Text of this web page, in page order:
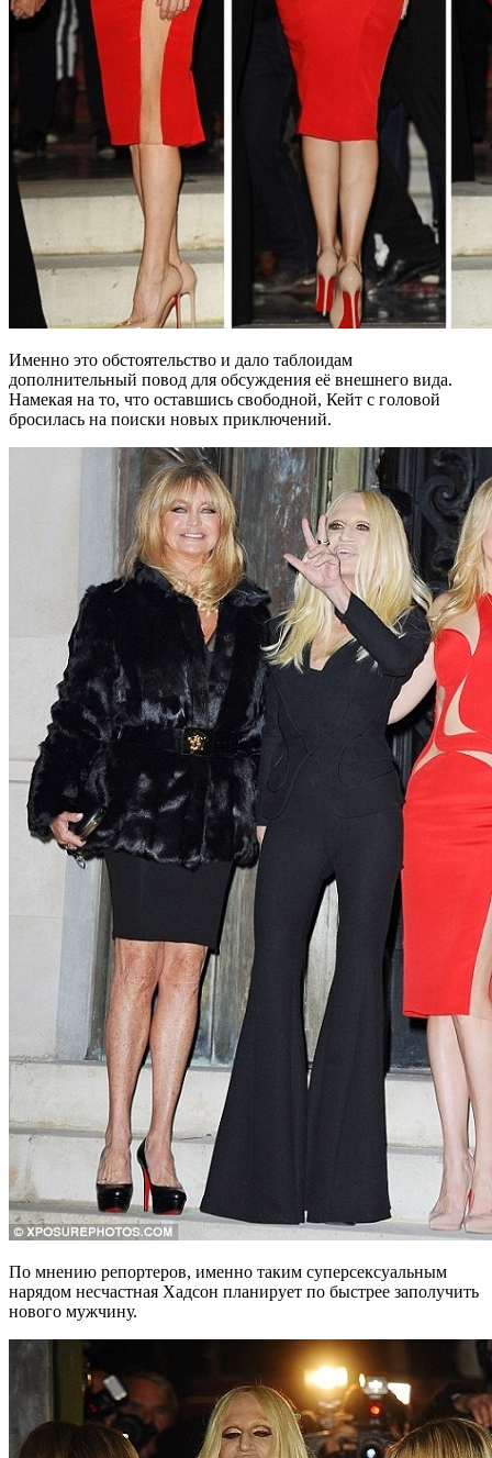
Именно это обстоятельство и дало таблоидам
дополнительный повод для обсуждения её внешнего вида.
Намекая на то, что оставшись свободной, Кейт с головой
бросилась на поиски новых приключений.
По мнению репортеров, именно таким суперсексуальным
нарядом несчастная Хадсон планирует по быстрее заполучить
нового мужчину.